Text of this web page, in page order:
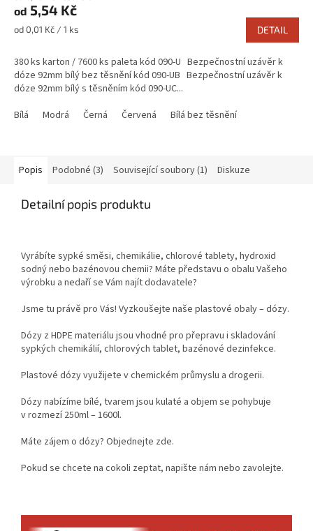
od 5,54 Kč
Měrná
od 0,01 Kč / 1 ks DETAIL
380 ks karton / 7600 ks paleta kód 090-U Bezpečnostní uzávěr k
dóze 92mm bílý bez těsnění kód 090-UB Bezpečnostní uzávěr k
dóze 92mm bílý s těsněním kód 090-UC...
Bílá
Modrá Černá Červená Bílá bez těsnění
Popis Podobné (3) Související soubory (1) Diskuze
Detailní popis produktu
Vyrábíte sypké směsi, chemikálie, chlorové tablety, hydroxid
sodný nebo bazénovou chemii? Máte představu o obalu Vašeho
výrobku a nedaří se Vám najít dodavatele?
Jsme tu právě pro Vás! Vyzkoušejte naše plastové obaly – dózy.
Dózy z HDPE materiálu jsou vhodné pro přepravu i skladování
sypkých chemikálií, chlorových tablet, bazénové dezinfekce.
Plastové dózy využijete v chemickém průmyslu a drogerii.
Dózy nabízíme bílé, tvarem jsou kulaté a objem se pohybuje
v rozmezí 250ml – 1600l.
Máte zájem o dózy? Objednejte zde.
Pokud se chcete na cokoli zeptat, napište nám nebo zavolejte.